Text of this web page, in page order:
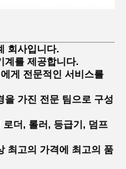
회사입니다.
계를 제공합니다.
게 전문적인 서비스를
을 가진 전문 팀으로 구성
더, 롤러, 등급기, 덤프
최고의 가격에 최고의 품